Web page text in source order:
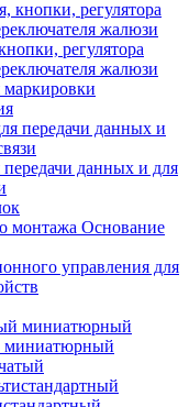
регулятора
жалюзи
передачи данных и для
Основание
управления для
миниатюрный